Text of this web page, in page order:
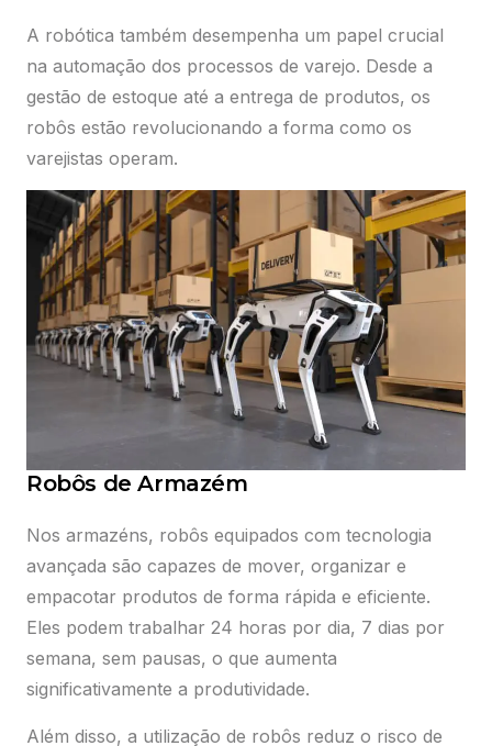
A robótica também desempenha um papel crucial
na automação dos processos de varejo. Desde a
gestão de estoque até a entrega de produtos, os
robôs estão revolucionando a forma como os
varejistas operam.
Robôs de Armazém
Nos armazéns, robôs equipados com tecnologia
avançada são capazes de mover, organizar e
empacotar produtos de forma rápida e eficiente.
Eles podem trabalhar 24 horas por dia, 7 dias por
semana, sem pausas, o que aumenta
significativamente a produtividade.
Além disso, a utilização de robôs reduz o risco de